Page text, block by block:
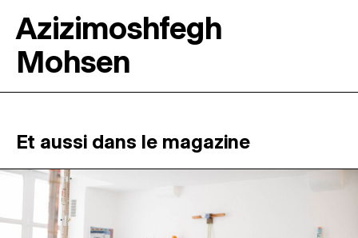
RÉSIDENCES ↓
MAGAZINE
Azizimoshfegh
Mohsen
Et aussi dans le magazine